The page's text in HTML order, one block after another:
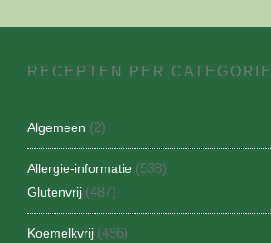
RECEPTEN PER CATEGORIE
Algemeen (2)
Allergie-informatie (538)
Glutenvrij (487)
Koemelkvrij (496)